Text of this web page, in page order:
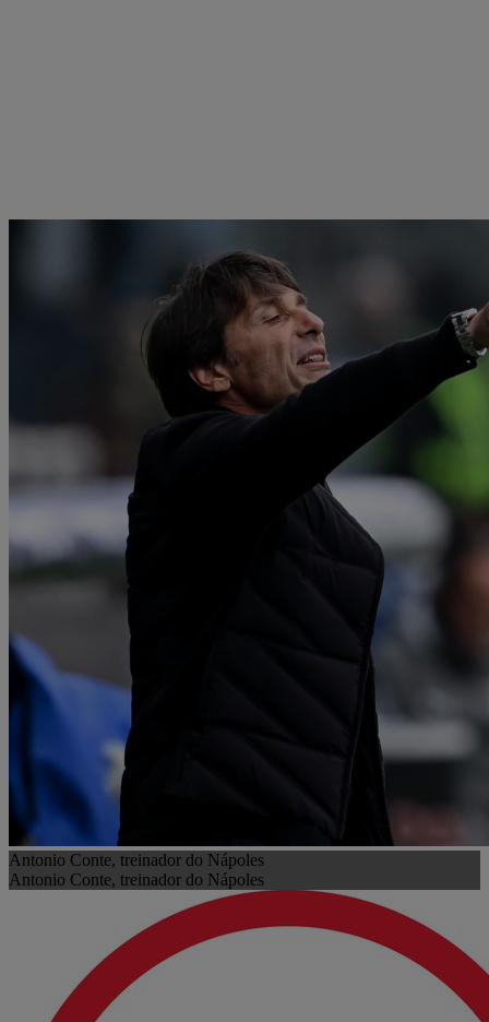
Antonio Conte, treinador do Nápoles
Antonio Conte, treinador do Nápoles